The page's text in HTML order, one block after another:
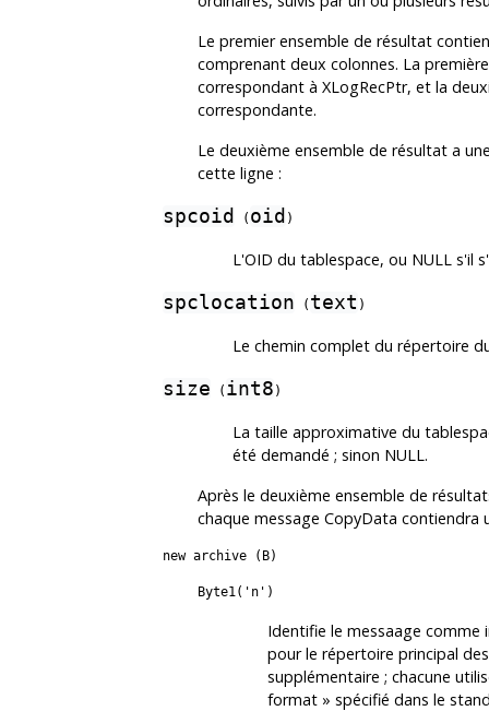
Le premier ensemble de résultat
comprenant deux colonnes. La
correspondant à XLogRecPtr, et la
correspondante.
Le deuxième ensemble de résultat a
cette ligne :
spcoid ( oid )
L'OID du tablespace, ou NULL s'il
spclocation ( text )
Le chemin complet du répertoire
size ( int8 )
La taille approximative du
été demandé ; sinon NULL.
Après le deuxième ensemble de
chaque message CopyData contiendra
new archive (B)
Byte1('n')
Identifie le messaage comme
pour le répertoire principal
supplémentaire ; chacune
format» spécifié dans le